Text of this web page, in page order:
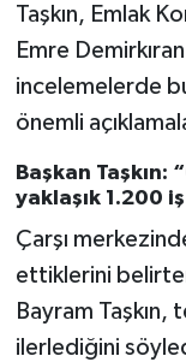
Taşkın, Emlak
Emre
incelemelerde
önemli
Başkan
yaklaşık 1.200
Çarşı
ettiklerini
Bayram Taşkın,
ilerlediğini